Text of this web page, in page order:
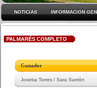
NOTICIAS INFORMACION
PALMARÉS COMPLETO
Ganador
Joseba Torres / Sara Sarrión